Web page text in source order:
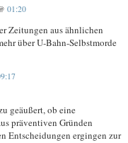
01:20
Zeitungen aus ähnlichen
über U-Bahn-Selbstmorde
geäußert, ob eine
präventiven Gründen
Entscheidungen ergingen zur